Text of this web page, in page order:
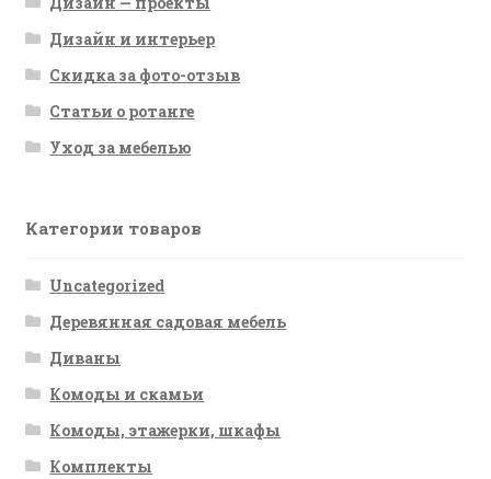
Дизайн и интерьер
Скидка за фото-отзыв
Статьи о ротанге
Уход за мебелью
Категории товаров
Uncategorized
Деревянная садовая мебель
Диваны
Комоды и скамьи
Комоды, этажерки, шкафы
Комплекты